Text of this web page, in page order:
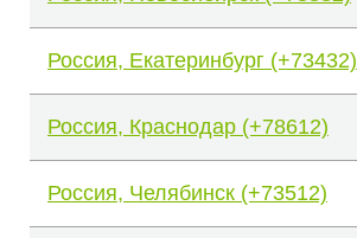
Россия, Екатеринбург (+73432)
Россия, Краснодар (+78612)
Россия, Челябинск (+73512)